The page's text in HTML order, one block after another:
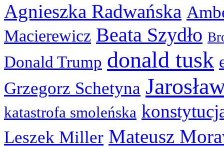
Agnieszka Radwańska
Macierewicz Beata Szydło
Donald Trump donald tusk
Grzegorz Schetyna
katastrofa smoleńska
Leszek Miller Mateusz